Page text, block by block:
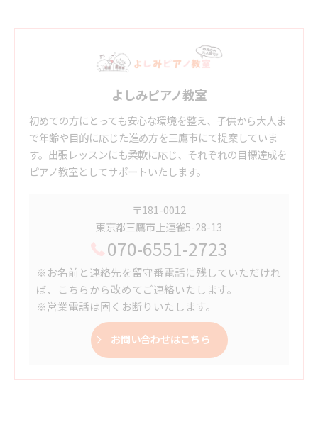
よしみピアノ教室
初めての方にとっても安心な環境を整え、子供から大人ま
で年齢や目的に応じた進め方を三鷹市にて提案していま
す。出張レッスンにも柔軟に応じ、それぞれの目標達成を
ピアノ教室としてサポートいたします。
〒181-0012
東京都三鷹市上連雀5-28-13
070-6551-2723
※お名前と連絡先を留守番電話に残していただけれ
ば、こちらから改めてご連絡いたします。
※営業電話は固くお断りいたします。
お問い合わせはこちら